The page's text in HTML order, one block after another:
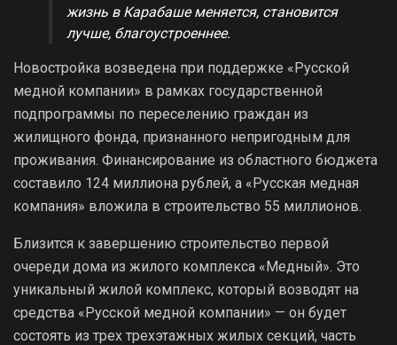
жизнь в Карабаше меняется, становится
лучше, благоустроеннее.
Новостройка возведена при поддержке «Русской
медной компании» в рамках государственной
подпрограммы по переселению граждан из
жилищного фонда, признанного непригодным для
проживания. Финансирование из областного бюджета
составило 124 миллиона рублей, а «Русская медная
компания» вложила в строительство 55 миллионов.
Близится к завершению строительство первой
очереди дома из жилого комплекса «Медный». Это
уникальный жилой комплекс, который возводят на
средства «Русской медной компании» — он будет
состоять из трех трехэтажных жилых секций, часть